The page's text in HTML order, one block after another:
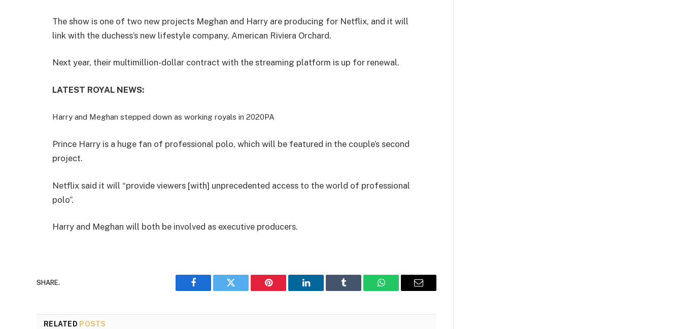
The show is one of two new projects Meghan and Harry are producing for Netflix, and it will
link with the duchess’s new lifestyle company, American Riviera Orchard.
Next year, their multimillion-dollar contract with the streaming platform is up for renewal.
LATEST ROYAL NEWS:
Harry and Meghan stepped down as working royals in 2020PA
Prince Harry is a huge fan of professional polo, which will be featured in the couple’s second
project.
Netflix said it will “provide viewers [with] unprecedented access to the world of professional
polo”.
Harry and Meghan will both be involved as executive producers.
SHARE.
Facebook Twitter Pinterest LinkedIn Tumblr WhatsAppEmail
RELATED POSTS